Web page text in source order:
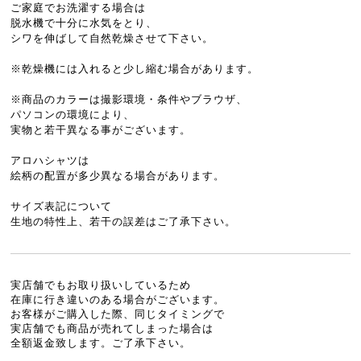
ご家庭でお洗濯する場合は
脱水機で十分に水気をとり、
シワを伸ばして自然乾燥させて下さい。
※乾燥機には入れると少し縮む場合があります。
※商品のカラーは撮影環境・条件やブラウザ、
パソコンの環境により、
実物と若干異なる事がございます。
アロハシャツは
絵柄の配置が多少異なる場合があります。
サイズ表記について
生地の特性上、若干の誤差はご了承下さい。
実店舗でもお取り扱いしているため
在庫に行き違いのある場合がございます。
お客様がご購入した際、同じタイミングで
実店舗でも商品が売れてしまった場合は
全額返金致します。ご了承下さい。